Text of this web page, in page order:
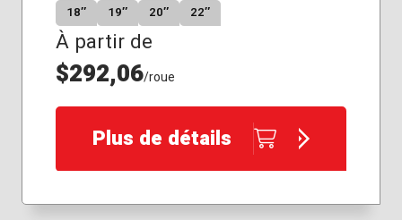
18″ 19″ 20″ 22″
À partir de
$292,06/roue
Plus de détails